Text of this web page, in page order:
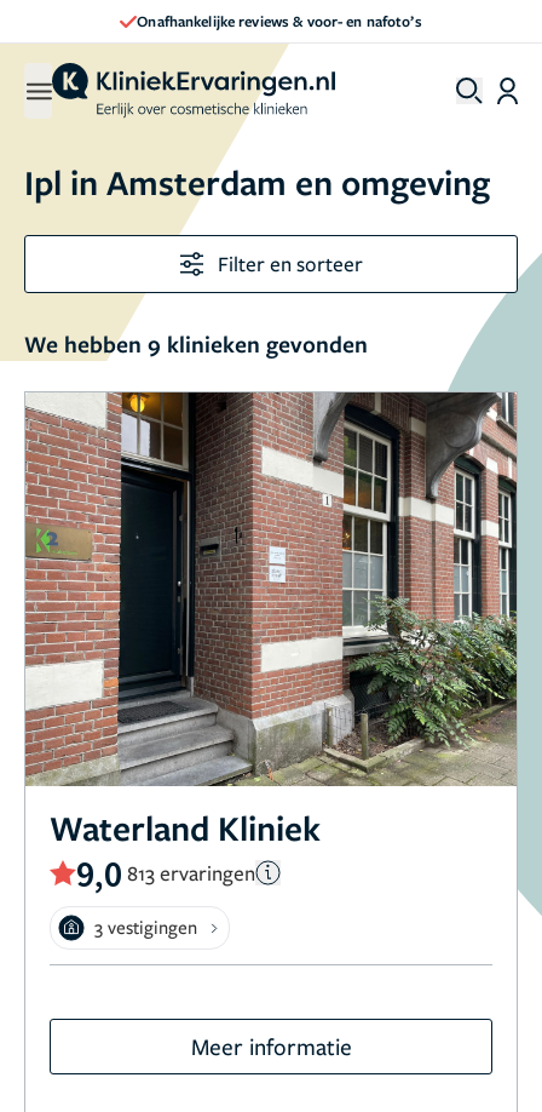
Onafhankelijke reviews & voor- en nafoto’s
Ipl in Amsterdam en omgeving
Filter en sorteer
We hebben 9 klinieken gevonden
Waterland Kliniek
9,0 813 ervaringen
3 vestigingen
Meer informatie